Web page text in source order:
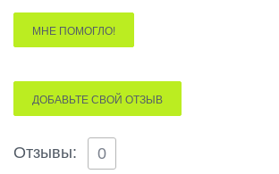
МНЕ ПОМОГЛО!
ДОБАВЬТЕ СВОЙ ОТЗЫВ
Отзывы: 0